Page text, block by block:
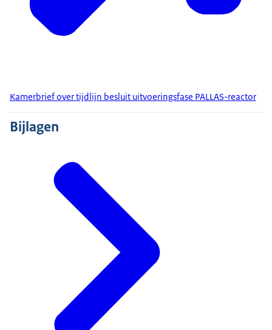
Kamerbrief over tijdlijn besluit uitvoeringsfase PALLAS-reactor
Bijlagen